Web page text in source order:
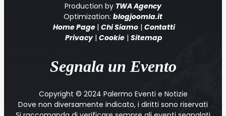
Production by TWA Agency
Optimization: blogjoomla.it
Home Page | Chi Siamo| Contatti
Privacy| Cookie | Sitemap
Segnala un Evento
Copyright © 2024 Palermo Eventi e Notizie
Dove non diversamente indicato, i diritti sono riservati